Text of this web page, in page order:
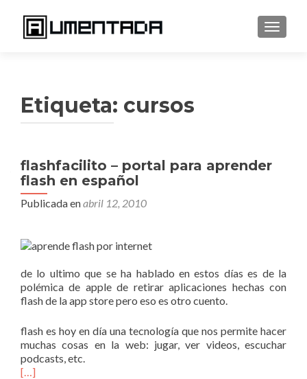
Etiqueta: cursos
flashfacilito – portal para aprender
flash en español
Publicada enabril 12, 2010
de lo ultimo que se ha hablado en estos días es de la
polémica de apple de retirar aplicaciones hechas con
flash de la app store pero eso es otro cuento.
flash es hoy en día una tecnología que nos permite hacer
muchas cosas en la web: jugar, ver videos, escuchar
podcasts, etc.
[…]